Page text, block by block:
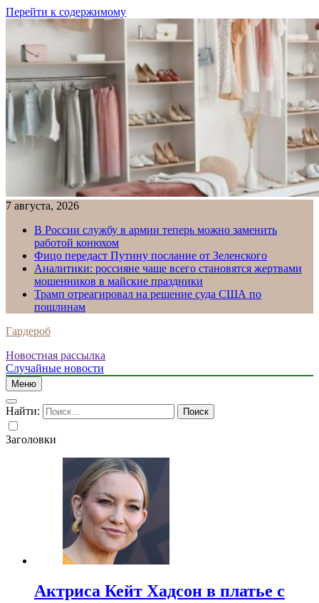
Перейти к содержимому
7 августа, 2026
В России службу в армии теперь можно заменить
работой конюхом
Фицо передаст Путину послание от Зеленского
Аналитики: россияне чаще всего становятся жертвами
мошенников в майские праздники
Трамп отреагировал на решение суда США по
пошлинам
Гардероб
Новостная рассылка
Случайные новости
Меню
Найти:
Заголовки
Актриса Кейт Хадсон в платье с